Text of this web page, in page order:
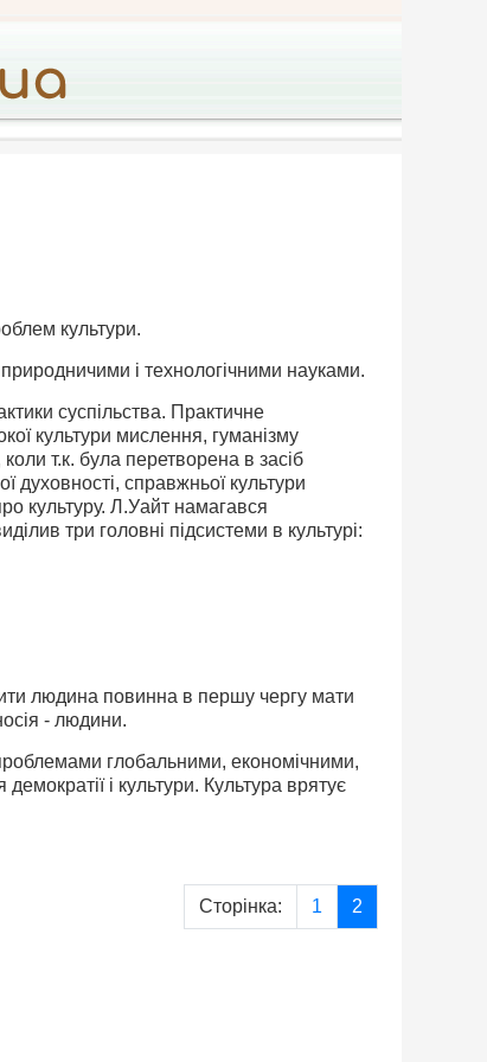
культури.
і технологічними науками.
суспільства. Практичне
культури мислення, гуманізму
т.к. була перетворена в засіб
справжньої культури
культуру. Л.Уайт намагався
три головні підсистеми в культурі:
людина повинна в першу чергу мати
- людини.
глобальними, економічними,
і культури. Культура врятує
Сторінка: 1 2